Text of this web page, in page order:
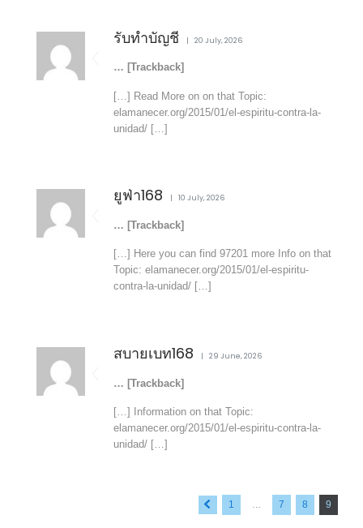
รับทำบัญชี 20 July, 2026
… [Trackback]
[…] Read More on on that Topic:
elamanecer.org/2015/01/el-espiritu-contra-la-
unidad/ […]
ยูฟ่า168 10 July, 2026
… [Trackback]
[…] Here you can find 97201 more Info on that
Topic: elamanecer.org/2015/01/el-espiritu-
contra-la-unidad/ […]
สบายเบท168 29 June, 2026
… [Trackback]
[…] Information on that Topic:
elamanecer.org/2015/01/el-espiritu-contra-la-
unidad/ […]
1 7 8 9